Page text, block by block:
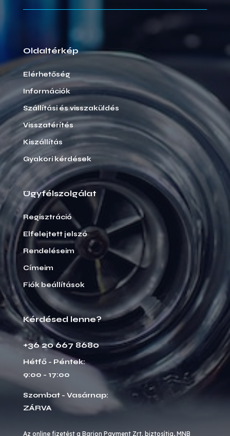
Oldaltérkép
Elérhetőség
Információk
Szállítási és visszaküldés
Visszatérítés
Kiszállítás
Gyakori kérdések
Ügyfélszolgálat
Regisztráció
Elfelejtett jelszó
Rendeléseim
Címeim
Fiók beállítások
Kérdésed lenne?
+36 20 667 8680
Hétfő - Péntek:
9:00 - 17:00
Szombat - Vasárnap:
ZÁRVA
Az online fizetést a Barion Payment Zrt. biztosítja, MNB